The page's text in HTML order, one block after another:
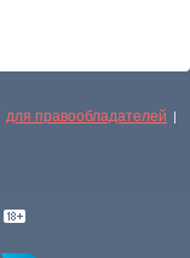
для правообладателей |